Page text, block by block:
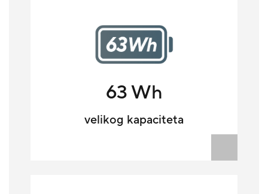
63 Wh
velikog kapaciteta